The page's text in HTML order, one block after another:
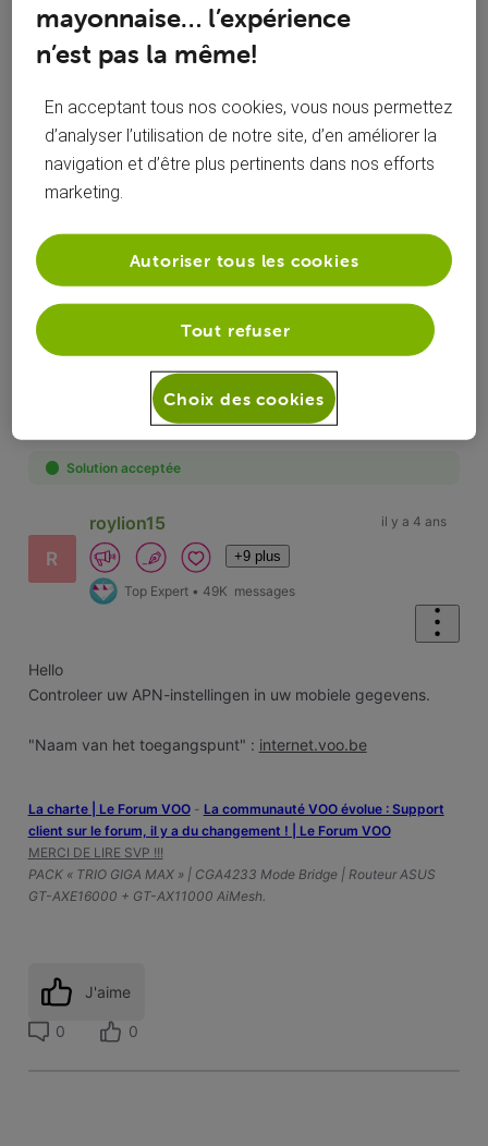
Réponses
Oldest First
Selected
Oldest
First
Solution acceptée
R
roylion15
+9 plus
Top Expert • 49K messages
il y a 4 ans
Hello
Controleer uw APN-instellingen in uw mobiele gegevens.
"Naam van het toegangspunt" : internet.voo.be
La charte | Le Forum VOO- ‎La communauté VOO évolue : Support
client sur le forum, il y a du changement ! | Le Forum VOO
MERCI DE LIRE SVP !!!
PACK « TRIO GIGA MAX » | CGA4233 Mode Bridge | Routeur ASUS
GT-AXE16000 + GT-AX11000 AiMesh.
J'aime
0 0
mayonnaise… l’expérience
n’est pas la même!
En acceptant tous nos cookies, vous nous permettez
d’analyser l’utilisation de notre site, d’en améliorer la
navigation et d’être plus pertinents dans nos efforts
marketing.
Tout refuser
Autoriser tous les cookies
Choix des cookies